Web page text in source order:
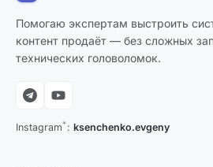
Помогаю экспертам выстроить
контент продаёт — без сложных
технических головоломок.
Instagram*: ksenchenko.evgeny